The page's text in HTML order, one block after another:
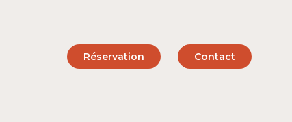
Réservation Contact